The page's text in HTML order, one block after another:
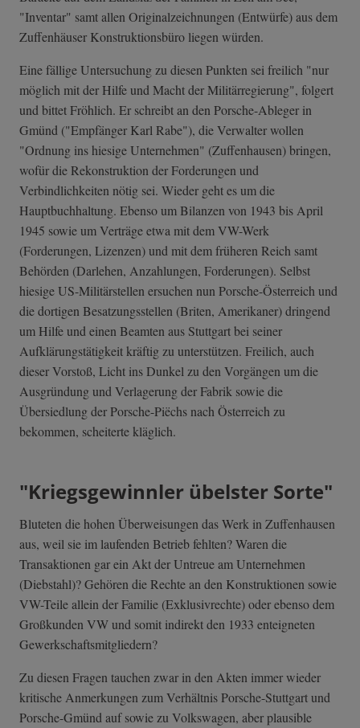
"Inventar" samt allen Originalzeichnungen (Entwürfe) aus dem
Zuffenhäuser Konstruktionsbüro liegen würden.
Eine fällige Untersuchung zu diesen Punkten sei freilich "nur
möglich mit der Hilfe und Macht der Militärregierung", folgert
und bittet Fröhlich. Er schreibt an den Porsche-Ableger in
Gmünd ("Empfänger Karl Rabe"), die Verwalter wollen
"Ordnung ins hiesige Unternehmen" (Zuffenhausen) bringen,
wofür die Rekonstruktion der Forderungen und
Verbindlichkeiten nötig sei. Wieder geht es um die
Hauptbuchhaltung. Ebenso um Bilanzen von 1943 bis April
1945 sowie um Verträge etwa mit dem VW-Werk
(Forderungen, Lizenzen) und mit dem früheren Reich samt
Behörden (Darlehen, Anzahlungen, Forderungen). Selbst
hiesige US-Militärstellen ersuchen nun Porsche-Österreich und
die dortigen Besatzungsstellen (Briten, Amerikaner) dringend
um Hilfe und einen Beamten aus Stuttgart bei seiner
Aufklärungstätigkeit kräftig zu unterstützen. Freilich, auch
dieser Vorstoß, Licht ins Dunkel zu den Vorgängen um die
Ausgründung und Verlagerung der Fabrik sowie die
Übersiedlung der Porsche-Piëchs nach Österreich zu
bekommen, scheiterte kläglich.
"Kriegsgewinnler übelster Sorte"
Bluteten die hohen Überweisungen das Werk in Zuffenhausen
aus, weil sie im laufenden Betrieb fehlten? Waren die
Transaktionen gar ein Akt der Untreue am Unternehmen
(Diebstahl)? Gehören die Rechte an den Konstruktionen sowie
VW-Teile allein der Familie (Exklusivrechte) oder ebenso dem
Großkunden VW und somit indirekt den 1933 enteigneten
Gewerkschaftsmitgliedern?
Zu diesen Fragen tauchen zwar in den Akten immer wieder
kritische Anmerkungen zum Verhältnis Porsche-Stuttgart und
Porsche-Gmünd auf sowie zu Volkswagen, aber plausible